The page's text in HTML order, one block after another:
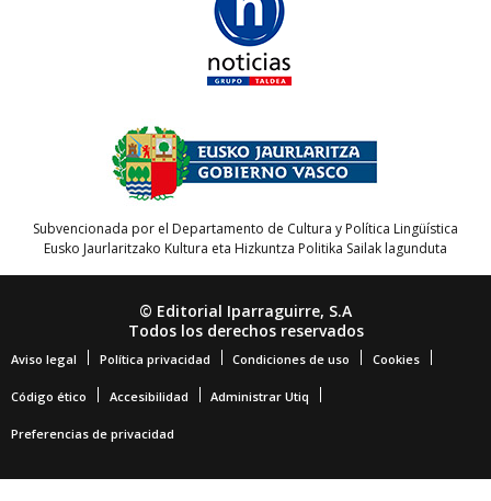
Subvencionada por el Departamento de Cultura y Política Lingüística
Eusko Jaurlaritzako Kultura eta Hizkuntza Politika Sailak lagunduta
© Editorial Iparraguirre, S.A
Todos los derechos reservados
Aviso legal Política privacidad Condiciones de uso Cookies
Código ético Accesibilidad Administrar Utiq
Preferencias de privacidad